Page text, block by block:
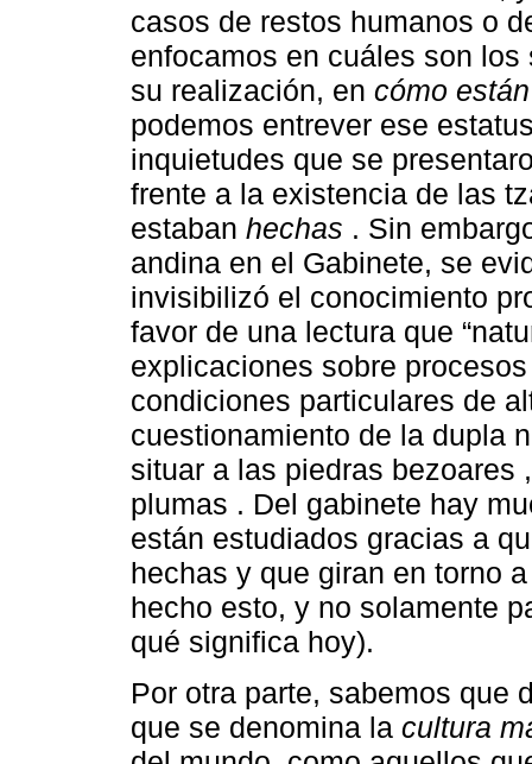
casos de restos humanos o
enfocamos en cuáles son
su realización, en cómo
podemos entrever ese
inquietudes que se
frente a la existencia de las
estaban hechas . Sin
andina en el Gabinete, se
invisibilizó el conocimiento
favor de una lectura que
explicaciones sobre
condiciones particulares de
cuestionamiento de la dupla
situar a las piedras bezoares
plumas . Del gabinete hay
están estudiados gracias a
hechas y que giran en torno
hecho esto, y no solamente
qué significa hoy).
Por otra parte, sabemos que
que se denomina la cultura